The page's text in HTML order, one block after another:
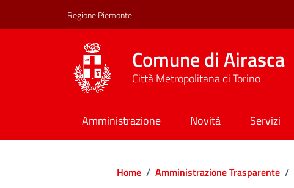
Regione Piemonte
Comune di Airasca
Città Metropolitana di Torino
Amministrazione Novità Servizi
Home / Amministrazione Trasparente /